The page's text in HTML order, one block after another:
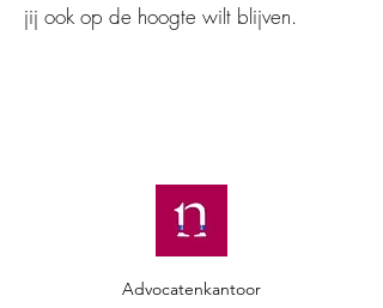
jij ook op de hoogte wilt blijven.
Advocatenkantoor